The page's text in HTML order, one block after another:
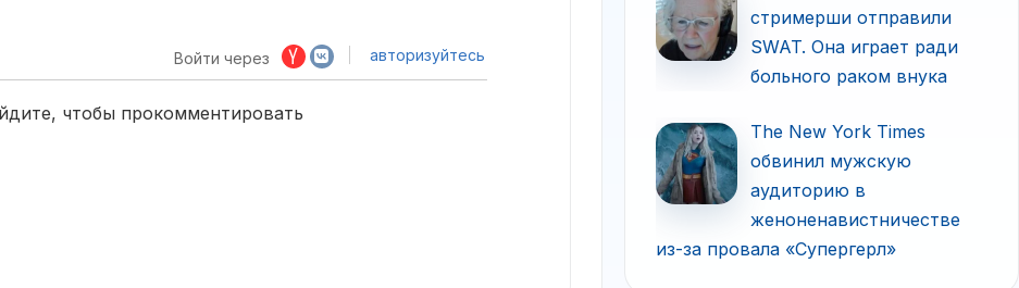
Войти через авторизуйтесь
чтобы прокомментировать
стримерши отправили
SWAT. Она играет ради
больного раком внука
The New York Times
обвинил мужскую
аудиторию в
женоненавистничестве
из-за провала «Супергерл»